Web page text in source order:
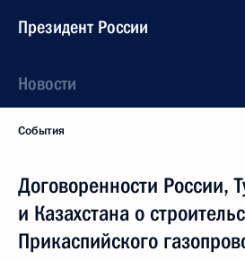
Президент России
Новости
События
Договоренности России,
и Казахстана о
Прикаспийского